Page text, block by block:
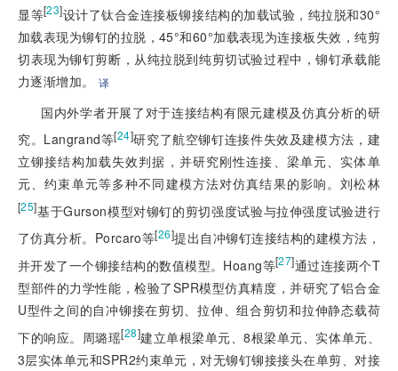
显等[23]设计了钛合金连接板铆接结构的加载试验，纯拉脱和30°
加载表现为铆钉的拉脱，45°和60°加载表现为连接板失效，纯剪
切表现为铆钉剪断，从纯拉脱到纯剪切试验过程中，铆钉承载能
力逐渐增加。
译
国内外学者开展了对于连接结构有限元建模及仿真分析的研
究。Langrand等[24]研究了航空铆钉连接件失效及建模方法，建
立铆接结构加载失效判据，并研究刚性连接、梁单元、实体单
元、约束单元等多种不同建模方法对仿真结果的影响。刘松林
[25]基于Gurson模型对铆钉的剪切强度试验与拉伸强度试验进行
了仿真分析。Porcaro等[26]提出自冲铆钉连接结构的建模方法，
并开发了一个铆接结构的数值模型。Hoang等[27]通过连接两个T
型部件的力学性能，检验了SPR模型仿真精度，并研究了铝合金
U型件之间的自冲铆接在剪切、拉伸、组合剪切和拉伸静态载荷
下的响应。周璐瑶[28]建立单根梁单元、8根梁单元、实体单元、
3层实体单元和SPR2约束单元，对无铆钉铆接接头在单剪、对接